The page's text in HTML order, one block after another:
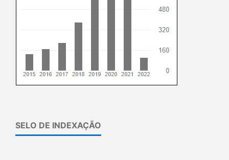
SELO DE INDEXAÇÃO